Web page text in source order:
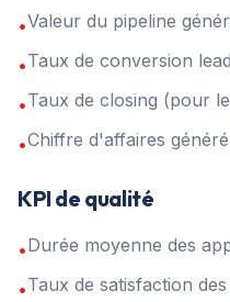
•Valeur du pipeline
•Taux de conversion
•Taux de closing (pour
•Chiffre d'affaires généré
KPI de qualité
•Durée moyenne des
•Taux de satisfaction